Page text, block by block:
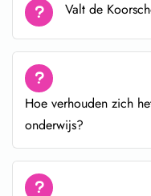
Valt de
Hoe verhouden zich
onderwijs?